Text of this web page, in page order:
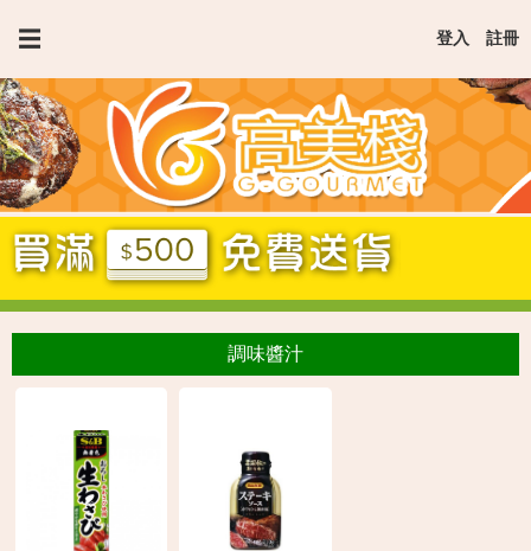
☰ 登入 註冊
調味醬汁